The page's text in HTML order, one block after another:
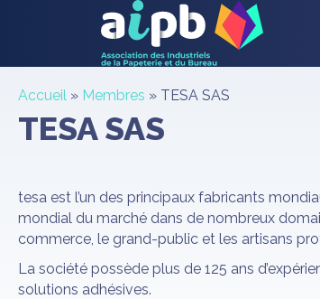
Accueil » Membres » TESA SAS
TESA SAS
tesa est l’un des principaux fabricants
mondial du marché dans de nombreux
commerce, le grand-public et les artisans
La société possède plus de 125 ans
solutions adhésives.